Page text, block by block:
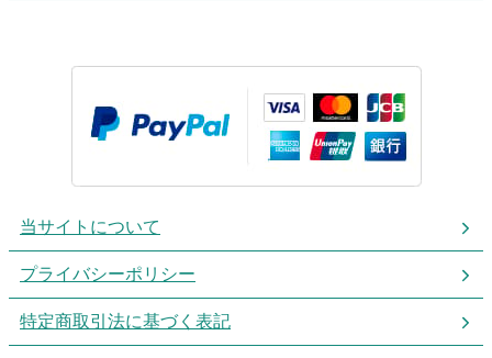
当サイトについて
プライバシーポリシー
特定商取引法に基づく表記